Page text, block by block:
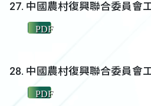
中國農村復興聯合委員會
PDF
中國農村復興聯合委員會
PDF